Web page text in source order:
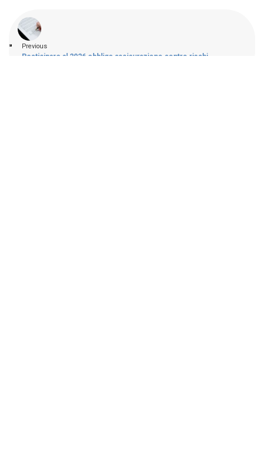
Previous
Posticipare al 2026 obbligo assicurazione contro rischi